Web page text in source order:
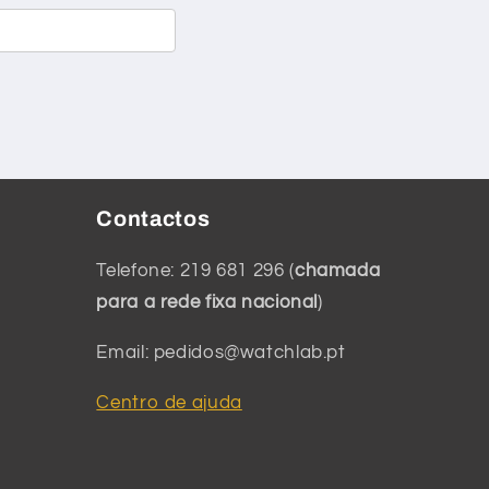
Contactos
Telefone: 219 681 296 (chamada
para a rede fixa nacional)
Email: pedidos@watchlab.pt
Centro de ajuda